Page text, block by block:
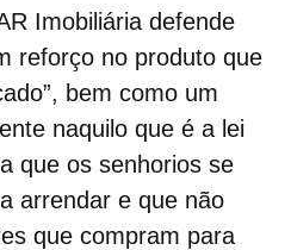
Imobiliária defende
reforço no produto que
bem como um
naquilo que é a lei
que os senhorios se
arrendar e que não
que compram para